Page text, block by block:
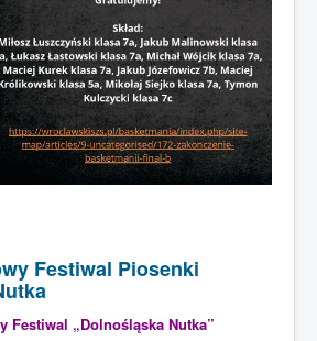
Festiwal Piosenki
Festiwal „Dolnośląska Nutka”